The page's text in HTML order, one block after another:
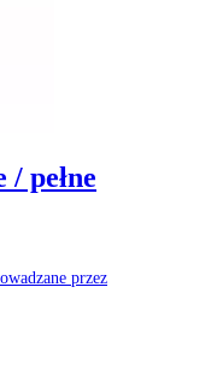
pełne
przez